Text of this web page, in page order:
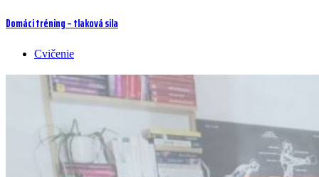
Domáci tréning – tlaková sila
Cvičenie